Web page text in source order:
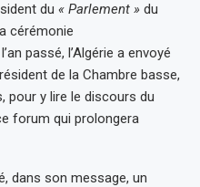
du « Parlement » du
cérémonie
passé, l’Algérie a envoyé
de la Chambre basse,
pour y lire le discours du
forum qui prolongera
dans son message, un